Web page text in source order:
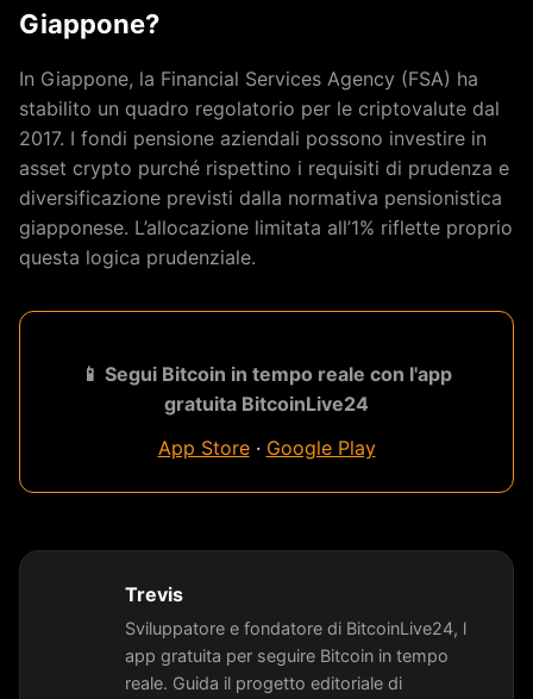
Giappone?
In Giappone, la Financial Services Agency (FSA) ha
stabilito un quadro regolatorio per le criptovalute dal
2017. I fondi pensione aziendali possono investire in
asset crypto purché rispettino i requisiti di prudenza e
diversificazione previsti dalla normativa pensionistica
giapponese. L’allocazione limitata all’1% riflette proprio
questa logica prudenziale.
📱 Segui Bitcoin in tempo reale con l'app
gratuita BitcoinLive24
App Store· Google Play
Trevis
Sviluppatore e fondatore di BitcoinLive24, l
app gratuita per seguire Bitcoin in tempo
reale. Guida il progetto editoriale di